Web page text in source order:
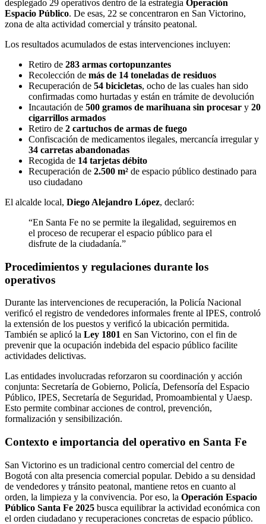
desplegado 29 operativos dentro de la estrategia Operación
Espacio Público. De esas, 22 se concentraron en San Victorino,
zona de alta actividad comercial y tránsito peatonal.
Los resultados acumulados de estas intervenciones incluyen:
Retiro de 283 armas cortopunzantes
Recolección de más de 14 toneladas de residuos
Recuperación de 54 bicicletas, ocho de las cuales han sido
confirmadas como hurtadas y están en trámite de devolución
Incautación de 500 gramos de marihuana sin procesar y 20
cigarrillos armados
Retiro de 2 cartuchos de armas de fuego
Confiscación de medicamentos ilegales, mercancía irregular y
34 carretas abandonadas
Recogida de 14 tarjetas débito
Recuperación de 2.500 m² de espacio público destinado para
uso ciudadano
El alcalde local, Diego Alejandro López, declaró:
“En Santa Fe no se permite la ilegalidad, seguiremos en
el proceso de recuperar el espacio público para el
disfrute de la ciudadanía.”
Procedimientos y regulaciones durante los
operativos
Durante las intervenciones de recuperación, la Policía Nacional
verificó el registro de vendedores informales frente al IPES, controló
la extensión de los puestos y verificó la ubicación permitida.
También se aplicó la Ley 1801 en San Victorino, con el fin de
prevenir que la ocupación indebida del espacio público facilite
actividades delictivas.
Las entidades involucradas reforzaron su coordinación y acción
conjunta: Secretaría de Gobierno, Policía, Defensoría del Espacio
Público, IPES, Secretaría de Seguridad, Promoambiental y Uaesp.
Esto permite combinar acciones de control, prevención,
formalización y sensibilización.
Contexto e importancia del operativo en Santa Fe
San Victorino es un tradicional centro comercial del centro de
Bogotá con alta presencia comercial popular. Debido a su densidad
de vendedores y tránsito peatonal, mantiene retos en cuanto al
orden, la limpieza y la convivencia. Por eso, la Operación Espacio
Público Santa Fe 2025 busca equilibrar la actividad económica con
el orden ciudadano y recuperaciones concretas de espacio público.